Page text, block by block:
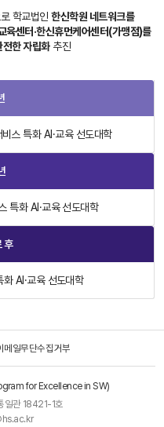
학교법인한신학원 네트워크를
센터·한신휴먼케어센터(가맹점)를
전한 자립화추진
스 특화 AI·교육 선도대학
특화 AI·교육 선도대학
후
AI·교육 선도대학
메일무단수집거부
for Excellence in SW)
일관 18421-1호